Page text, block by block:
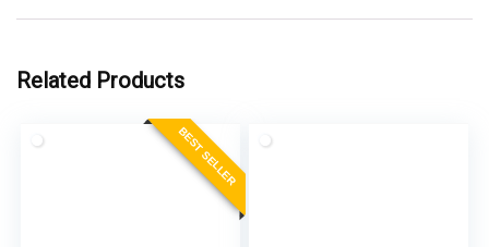
Related Products
BEST SELLER